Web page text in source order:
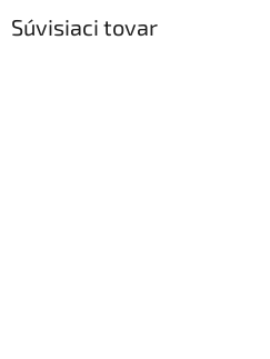
Súvisiaci tovar